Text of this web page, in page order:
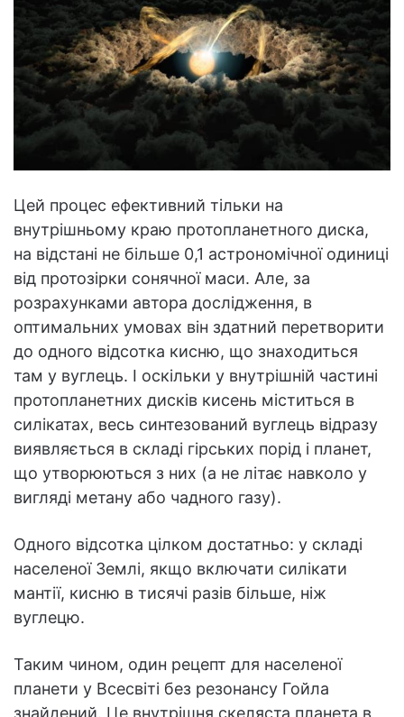
Цей процес ефективний тільки на
внутрішньому краю протопланетного диска,
на відстані не більше 0,1 астрономічної одиниці
від протозірки сонячної маси. Але, за
розрахунками автора дослідження, в
оптимальних умовах він здатний перетворити
до одного відсотка кисню, що знаходиться
там у вуглець. І оскільки у внутрішній частині
протопланетних дисків кисень міститься в
силікатах, весь синтезований вуглець відразу
виявляється в складі гірських порід і планет,
що утворюються з них (а не літає навколо у
вигляді метану або чадного газу).
Одного відсотка цілком достатньо: у складі
населеної Землі, якщо включати силікати
мантії, кисню в тисячі разів більше, ніж
вуглецю.
Таким чином, один рецепт для населеної
планети у Всесвіті без резонансу Гойла
знайдений. Це внутрішня скеляста планета в